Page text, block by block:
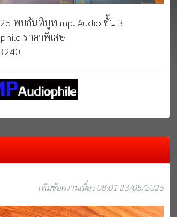
พบกันที่บูท mp. Audio ชั้น 3
ราคาพิเศษ
เพิ่มข้อความเมื่อ : 08:01 23/05/2025